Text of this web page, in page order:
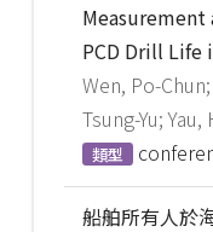
PCD Drill Life
Wen, Po-
Tsung-Yu;
類型
船舶所有人於